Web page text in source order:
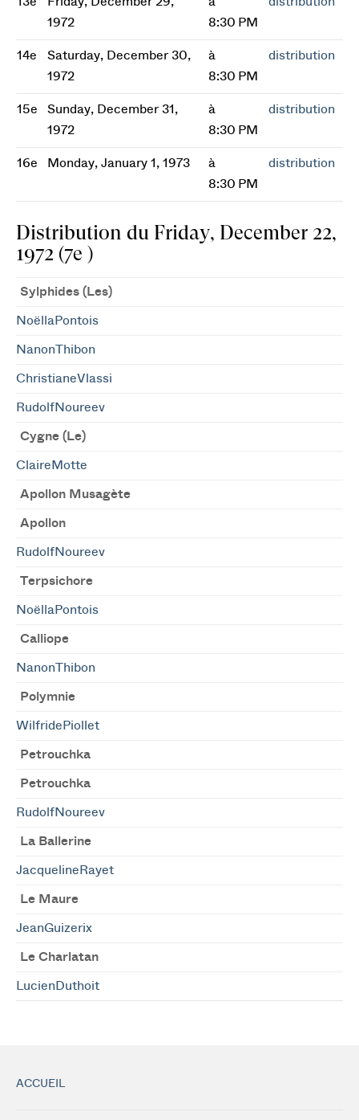
1972
8:30 PM
14e
Saturday, December 30,
1972
à
8:30 PM
distribution
15e
Sunday, December 31,
1972
à
8:30 PM
distribution
16e Monday, January 1, 1973
à
8:30 PM
distribution
Distribution du Friday, December 22,
1972 (7e )
Sylphides (Les)
NoëllaPontois
NanonThibon
ChristianeVlassi
RudolfNoureev
Cygne (Le)
ClaireMotte
Apollon Musagète
Apollon
RudolfNoureev
Terpsichore
NoëllaPontois
Calliope
NanonThibon
Polymnie
WilfridePiollet
Petrouchka
Petrouchka
RudolfNoureev
La Ballerine
JacquelineRayet
Le Maure
JeanGuizerix
Le Charlatan
LucienDuthoit
ACCUEIL